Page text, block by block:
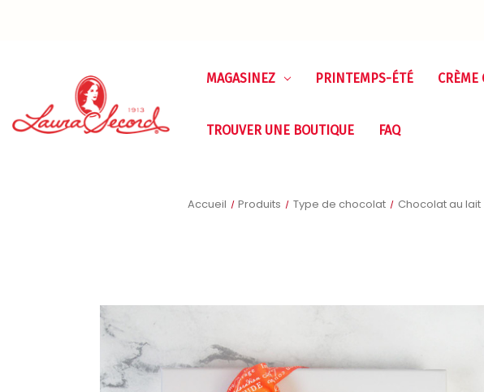
MAGASINEZ PRINTEMPS-ÉTÉ CRÈME
TROUVER UNE BOUTIQUE FAQ
Accueil Produits Type de chocolat Chocolat au lait